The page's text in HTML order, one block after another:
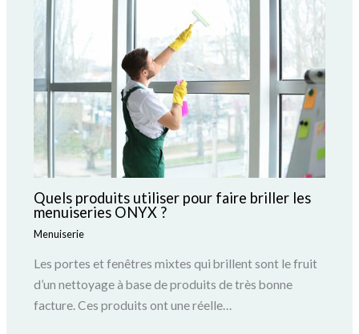
Quels produits utiliser pour faire briller les
menuiseries ONYX ?
Menuiserie
Les portes et fenêtres mixtes qui brillent sont le fruit
d’un nettoyage à base de produits de très bonne
facture. Ces produits ont une réelle…